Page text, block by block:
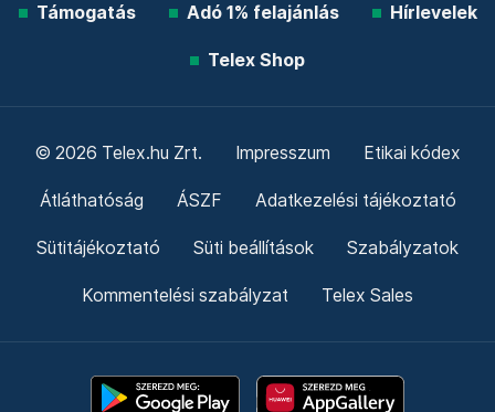
Támogatás Adó 1% felajánlás Hírlevelek
Telex Shop
© 2026 Telex.hu Zrt. Impresszum Etikai kódex
Átláthatóság ÁSZF Adatkezelési tájékoztató
Sütitájékoztató Süti beállítások Szabályzatok
Kommentelési szabályzat Telex Sales